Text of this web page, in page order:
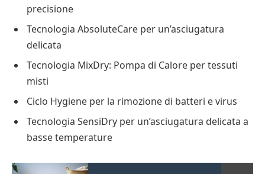
precisione
Tecnologia AbsoluteCare per un’asciugatura
delicata
Tecnologia MixDry: Pompa di Calore per tessuti
misti
Ciclo Hygiene per la rimozione di batteri e virus
Tecnologia SensiDry per un’asciugatura delicata a
basse temperature